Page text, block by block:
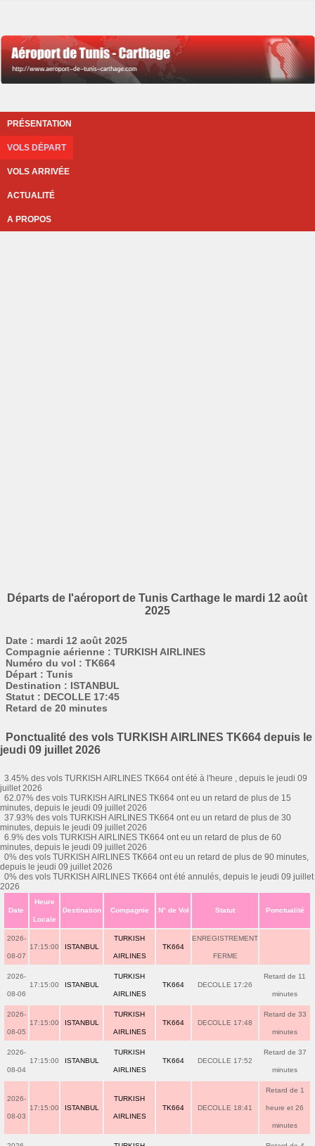
PRÉSENTATION
VOLS DÉPART
VOLS ARRIVÉE
ACTUALITÉ
A PROPOS
Départs de l'aéroport de Tunis Carthage le mardi 12 août
2025
Date : mardi 12 août 2025
Compagnie aérienne : TURKISH AIRLINES
Numéro du vol : TK664
Départ : Tunis
Destination : ISTANBUL
Statut : DECOLLE 17:45
Retard de 20 minutes
Ponctualité des vols TURKISH AIRLINES TK664 depuis le
jeudi 09 juillet 2026
3.45% des vols TURKISH AIRLINES TK664 ont été à l'heure , depuis le jeudi 09
juillet 2026
62.07% des vols TURKISH AIRLINES TK664 ont eu un retard de plus de 15
minutes, depuis le jeudi 09 juillet 2026
37.93% des vols TURKISH AIRLINES TK664 ont eu un retard de plus de 30
minutes, depuis le jeudi 09 juillet 2026
6.9% des vols TURKISH AIRLINES TK664 ont eu un retard de plus de 60
minutes, depuis le jeudi 09 juillet 2026
0% des vols TURKISH AIRLINES TK664 ont eu un retard de plus de 90 minutes,
depuis le jeudi 09 juillet 2026
0% des vols TURKISH AIRLINES TK664 ont été annulés, depuis le jeudi 09 juillet
2026
Date
Heure
Locale
Destination Compagnie N° de Vol Statut Ponctualité
2026-
08-07
17:15:00 ISTANBUL
TURKISH
AIRLINES
TK664
ENREGISTREMENT
FERME
2026-
08-06
17:15:00 ISTANBUL
TURKISH
AIRLINES
TK664 DECOLLE 17:26
Retard de 11
minutes
2026-
08-05
17:15:00 ISTANBUL
TURKISH
AIRLINES
TK664 DECOLLE 17:48
Retard de 33
minutes
2026-
08-04
17:15:00 ISTANBUL
TURKISH
AIRLINES
TK664 DECOLLE 17:52
Retard de 37
minutes
2026-
08-03
17:15:00 ISTANBUL
TURKISH
AIRLINES
TK664 DECOLLE 18:41
Retard de 1
heure et 26
minutes